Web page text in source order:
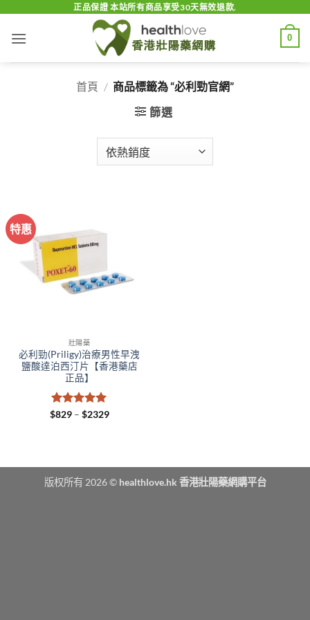
content
正品保證 本站所有商品享受30天無效退款.
0
首頁 / 商品標籤為 “必利勁官網”
篩選
特惠
壯陽藥
必利勁(Priligy)治療男性早洩
鹽酸達泊西汀片【香港藥店
正品】
評分 5滿
$829 – $2329Price
版权所有 2026 © healthlove.hk 香港壯陽藥網購平台